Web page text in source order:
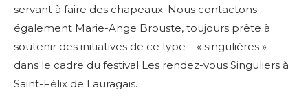
servant à faire des chapeaux. Nous contactons
également Marie-Ange Brouste, toujours prête à
soutenir des initiatives de ce type – « singulières » –
dans le cadre du festival Les rendez-vous Singuliers à
Saint-Félix de Lauragais.